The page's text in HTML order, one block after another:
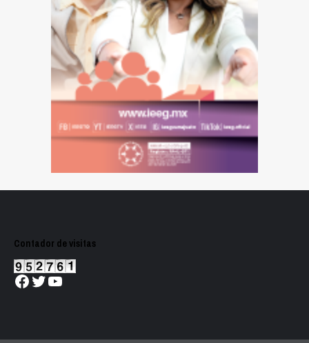
Contador de visitas
Facebook
Twitter
YouTube